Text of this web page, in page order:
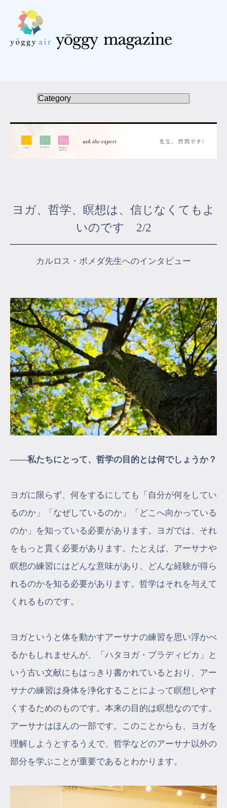
インストラクター一覧
yoggy mommy
会員規約について
クラス参加にあたっての同意書
特定商取引にかかわる表示
プライバシーポリシー
ヨガ、哲学、瞑想は、信じなくてもよ
いのです 2/2
カルロス・ポメダ先生へのインタビュー
――私たちにとって、哲学の目的とは何でしょうか？
ヨガに限らず、何をするにしても「自分が何をしてい
るのか」「なぜしているのか」「どこへ向かっている
のか」を知っている必要があります。ヨガでは、それ
をもっと貫く必要があります。たとえば、アーサナや
瞑想の練習にはどんな意味があり、どんな経験が得ら
れるのかを知る必要があります。哲学はそれを与えて
くれるものです。
ヨガというと体を動かすアーサナの練習を思い浮かべ
るかもしれませんが、「ハタヨガ・プラディピカ」と
いう古い文献にもはっきり書かれているとおり、アー
サナの練習は身体を浄化することによって瞑想しやす
くするためのものです。本来の目的は瞑想なのです。
アーサナはほんの一部です。このことからも、ヨガを
理解しようとするうえで、哲学などのアーサナ以外の
部分を学ぶことが重要であるとわかります。